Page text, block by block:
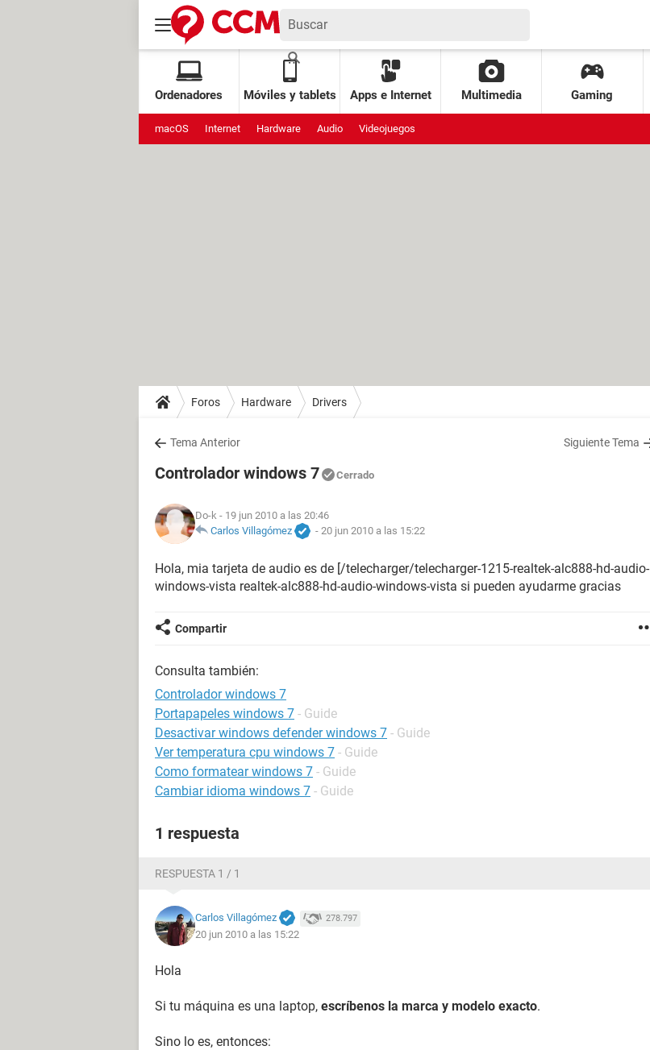
Ordenadores Móviles y tablets Apps e Internet Multimedia Gaming
macOS Internet Hardware Audio Videojuegos
Foros Hardware Drivers
Tema Anterior Siguiente Tema
Controlador windows 7 Cerrado
Do-k - 19 jun 2010 a las 20:46
Carlos Villagómez
- 20 jun 2010 a las 15:22
Hola, mia tarjeta de audio es de [/telecharger/telecharger-1215-realtek-alc888-hd-audio-
windows-vista realtek-alc888-hd-audio-windows-vista si pueden ayudarme gracias
Compartir
Consulta también:
Controlador windows 7
Portapapeles windows 7 - Guide
Desactivar windows defender windows 7 - Guide
Ver temperatura cpu windows 7 - Guide
Como formatear windows 7 - Guide
Cambiar idioma windows 7 - Guide
1 respuesta
RESPUESTA 1 / 1
Carlos Villagómez 278.797
20 jun 2010 a las 15:22
Hola
Si tu máquina es una laptop, escríbenos la marca y modelo exacto.
Sino lo es, entonces: